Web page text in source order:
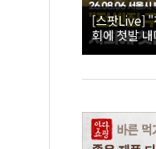
[스팟Live] "
회에 첫발
시 부동산